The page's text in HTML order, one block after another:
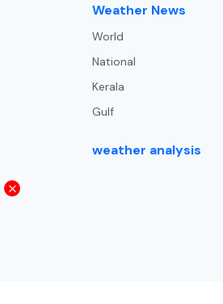
⁠Weather News
World
National
Kerala
Gulf
weather analysis